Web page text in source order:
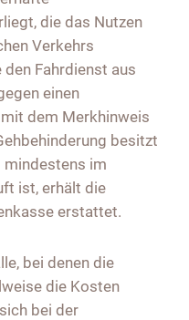
die das Nutzen
Verkehrs
Fahrdienst aus
einen
dem Merkhinweis
besitzt
im
ist, erhält die
erstattet.
bei denen die
die Kosten
bei der